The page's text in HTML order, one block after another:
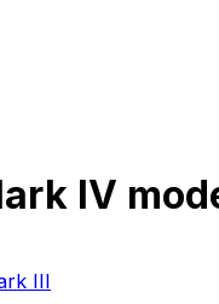
IV
III